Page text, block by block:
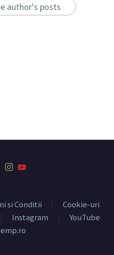
author's posts
si Conditii
Cookie-uri
Instagram
YouTube